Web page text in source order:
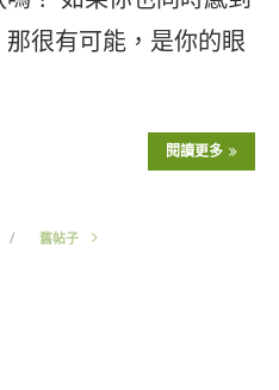
很有可能，是你的眼
閱讀更多
舊帖子